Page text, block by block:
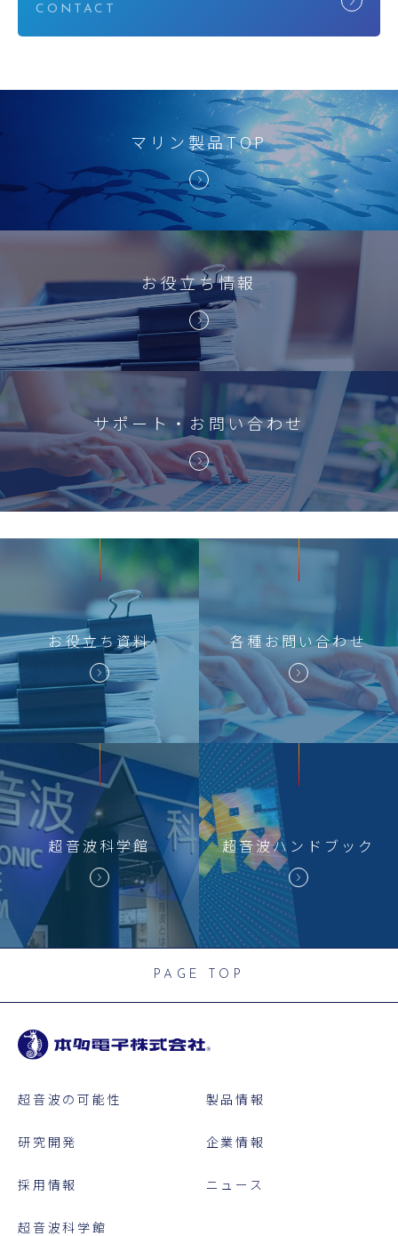
マリン製品TOP
お役立ち情報
サポート・お問い合わせ
お役立ち 資料 各種お問い合わせ
超音波科学館 超音波ハンドブック
PAGE TOP
超音波の可能性 製品情報
研究開発 企業情報
採用情報 ニュース
超音波科学館